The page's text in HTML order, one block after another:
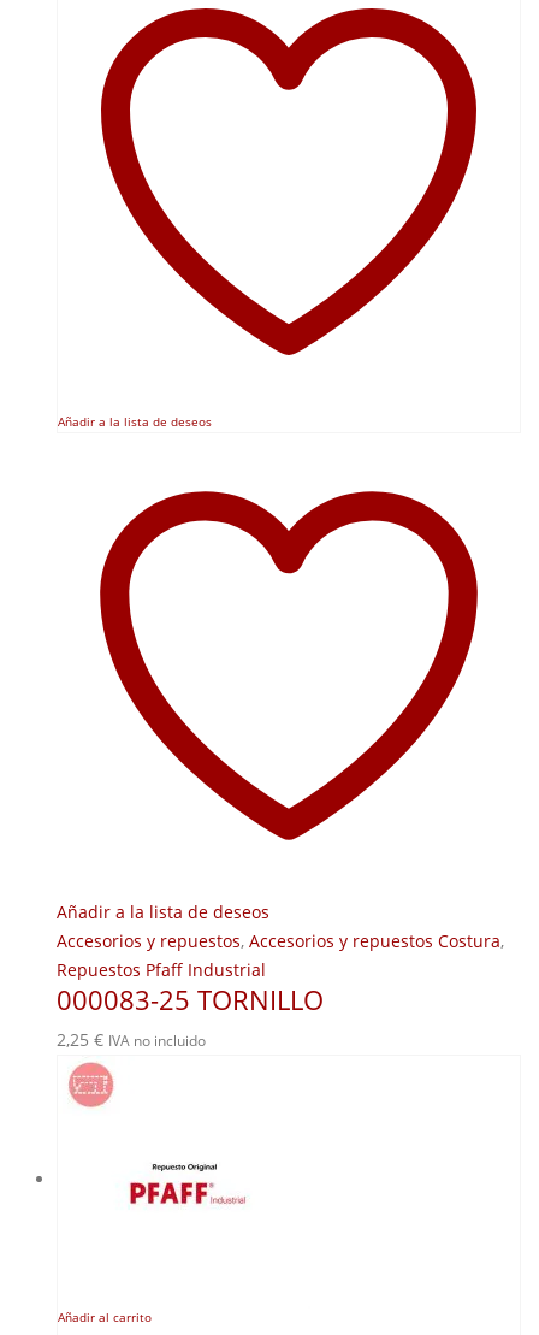
Añadir a la lista de deseos
Añadir a la lista de deseos
Accesorios y repuestos, Accesorios y repuestos Costura,
Repuestos Pfaff Industrial
000083-25 TORNILLO
2,25 € IVA no incluido
Añadir al carrito